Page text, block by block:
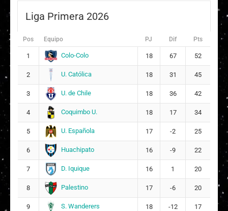
Liga Primera 2026
Pos Equipo PJ Dif Pts
1 Colo-Colo 18 67 52
2 U. Católica 18 31 45
3 U. de Chile 18 36 42
4 Coquimbo U. 18 17 34
5 U. Española 17 -2 25
6 Huachipato 16 -9 22
7 D. Iquique 16 1 20
8 Palestino 17 -6 20
9 S. Wanderers 18 -12 17